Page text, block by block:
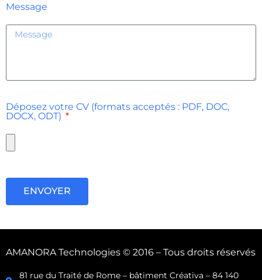
Message
Déposez votre CV (formats acceptés : PDF, DOC,
DOCX, ODT)
ENVOYER
AMANORA Technologies © 2016 – Tous droits réservés
81 rue du Traité de Rome – bâtiment Créativa – 84 140